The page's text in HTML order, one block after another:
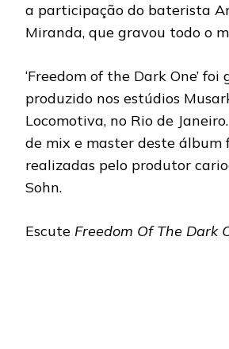
a participação do baterista
Miranda, que gravou todo o
‘Freedom of the Dark One’ foi
produzido nos estúdios
Locomotiva, no Rio de
de mix e master deste álbum
realizadas pelo produtor
Sohn.
Escute Freedom Of The Dark